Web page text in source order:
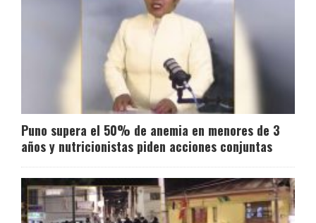
Puno supera el 50% de anemia en menores de 3
años y nutricionistas piden acciones conjuntas